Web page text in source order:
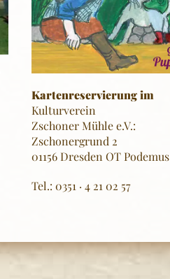
Kartenreservierung im
Kulturverein
Zschoner Mühle e.V.:
Zschonergrund 2
01156 Dresden OT Podemus
Tel.: 0351 · 4 21 02 57